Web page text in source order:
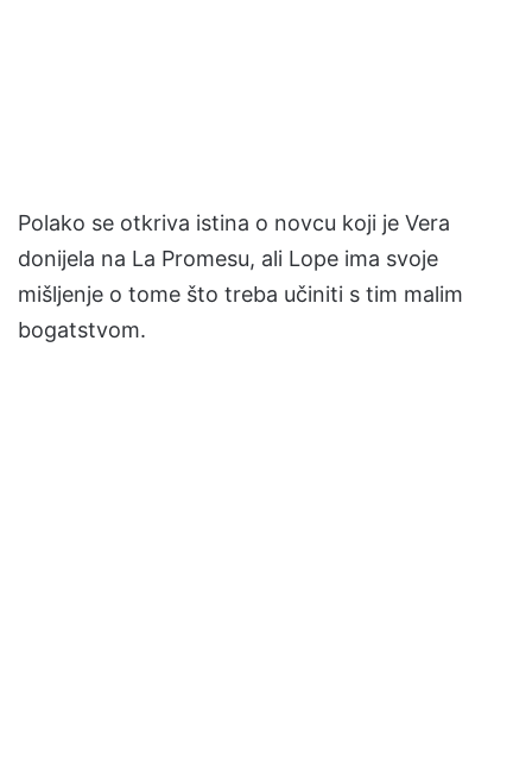
Polako se otkriva istina o novcu koji je Vera
donijela na La Promesu, ali Lope ima svoje
mišljenje o tome što treba učiniti s tim malim
bogatstvom.